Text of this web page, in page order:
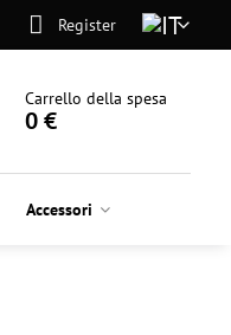
Register
Carrello della spesa
0 €
Accessori